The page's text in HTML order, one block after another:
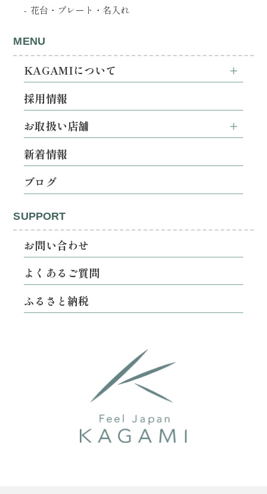
花台・プレート・名入れ
MENU
KAGAMIについて
採用情報
お取扱い店舗
新着情報
ブログ
SUPPORT
お問い合わせ
よくあるご質問
ふるさと納税